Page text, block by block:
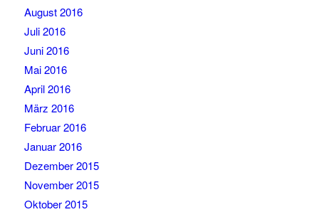
August 2016
Juli 2016
Juni 2016
Mai 2016
April 2016
März 2016
Februar 2016
Januar 2016
Dezember 2015
November 2015
Oktober 2015